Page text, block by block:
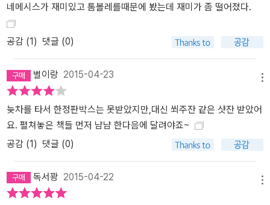
네메시스가 재미있고 톰볼레를때문에 봤는데 재미가 좀 떨어졌다.
공감 (1 ) 댓글 (0)
별이랑 2015-04-23
늦차를 타서 한정판박스는 못받았지만,대신 쐬주잔 같은 샷잔 받았어
요. 펼쳐놓은 책들 먼저 냠냠 한다음에 달려야죠~
공감 (1) 댓글 (0)
독서꽝 2015-04-22